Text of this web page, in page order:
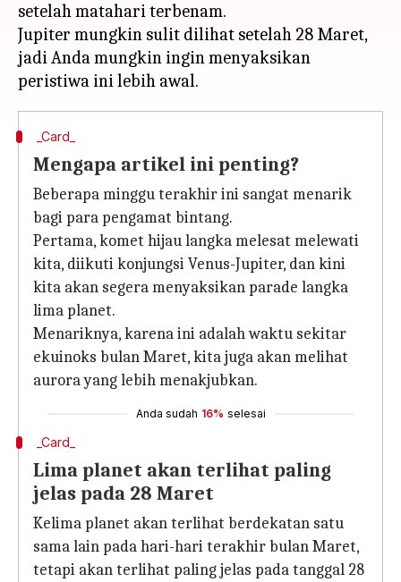
setelah matahari terbenam.
Jupiter mungkin sulit dilihat setelah 28 Maret,
jadi Anda mungkin ingin menyaksikan
_Card_
Mengapa artikel ini penting?
Beberapa minggu terakhir ini sangat menarik
bagi para pengamat bintang.
Pertama, komet hijau langka melesat melewati
kita, diikuti konjungsi Venus-Jupiter, dan kini
kita akan segera menyaksikan parade langka
lima planet.
Menariknya, karena ini adalah waktu sekitar
ekuinoks bulan Maret, kita juga akan melihat
aurora yang lebih menakjubkan.
Anda sudah 16% selesai
_Card_
Lima planet akan terlihat paling
jelas pada 28 Maret
Kelima planet akan terlihat berdekatan satu
sama lain pada hari-hari terakhir bulan Maret,
tetapi akan terlihat paling jelas pada tanggal 28